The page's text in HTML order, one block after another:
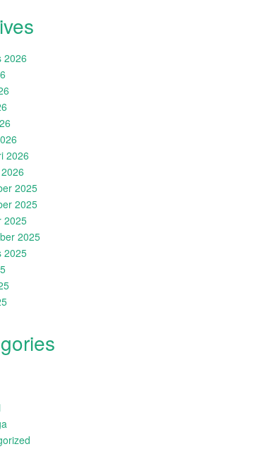
2026
2026
2025
2025
2025
2025
2025